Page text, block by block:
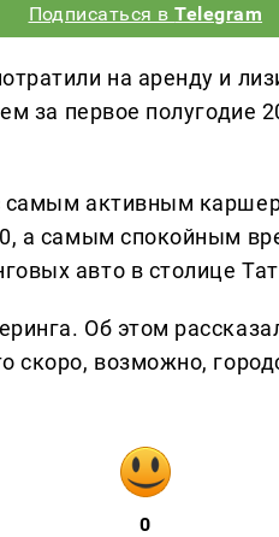
Подписаться вTelegram
на аренду и
за первое полугодие
самым активным
а самым спокойным
авто в столице
Об этом
скоро, возможно,
0